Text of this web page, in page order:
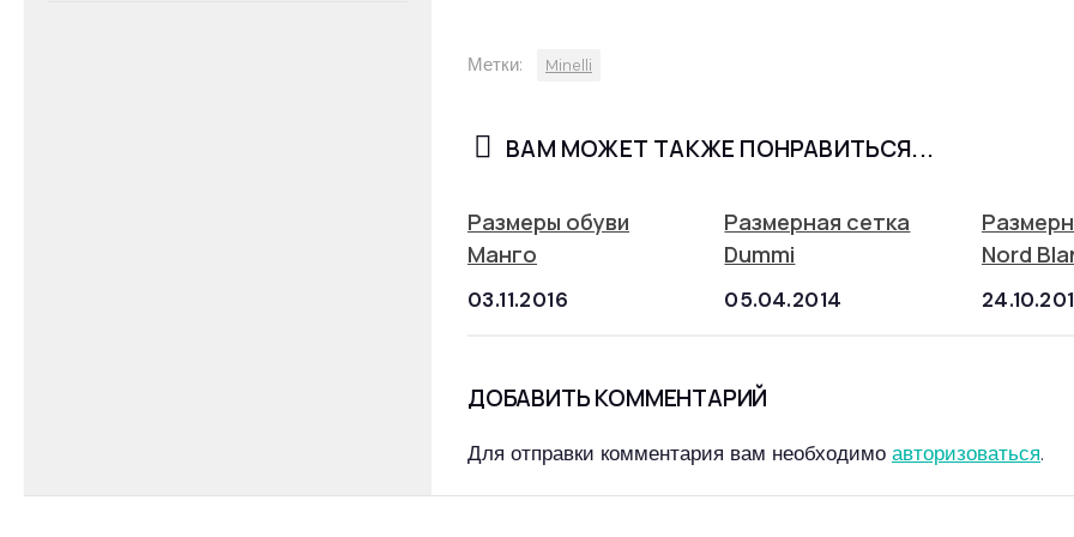
Метки: Minelli
ВАМ МОЖЕТ ТАКЖЕ ПОНРАВИТЬСЯ...
Размеры обуви
Манго
03.11.2016
Размерная сетка
Dummi
05.04.2014
Nord
ДОБАВИТЬ КОММЕНТАРИЙ
Для отправки комментария вам необходимо авторизоваться.